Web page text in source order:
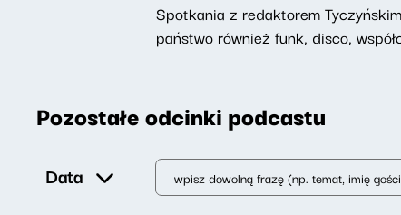
Spotkania z redaktorem
państwo również funk, disco,
Pozostałe odcinki podcastu
Data